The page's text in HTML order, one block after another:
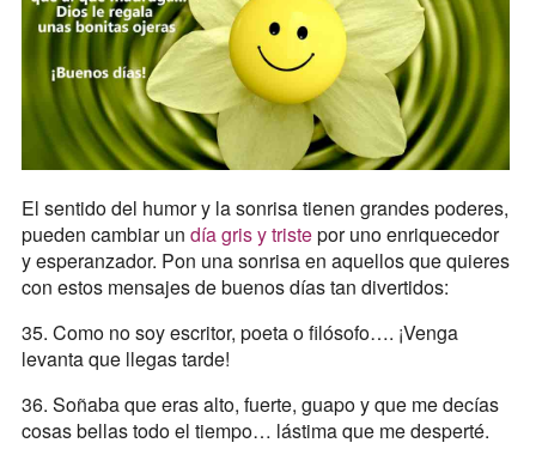
El sentido del humor y la sonrisa tienen grandes poderes,
pueden cambiar un día gris y tristepor uno enriquecedor
y esperanzador. Pon una sonrisa en aquellos que quieres
con estos mensajes de buenos días tan divertidos:
35. Como no soy escritor, poeta o filósofo…. ¡Venga
levanta que llegas tarde!
36. Soñaba que eras alto, fuerte, guapo y que me decías
cosas bellas todo el tiempo… lástima que me desperté.